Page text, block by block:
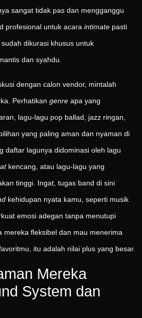
sangat tidak pas dan mengganggu
profesional untuk acara intimate pasti
dikurasi khusus untuk
dan syahdu.
dengan calon vendor, mintalah
Perhatikan genre apa yang
lagu-lagu pop ballad, jazz ringan,
yang paling aman dan nyaman di
daftar lagunya didominasi oleh lagu
kencang, atau lagu-lagu yang
tinggi. Ingat, tugas band di sini
kehidupan nyata kamu, seperti musik
emosi adegan tanpa menutupi
mereka fleksibel dan mau menerima
itu adalah nilai plus yang besar.
Mereka
System dan